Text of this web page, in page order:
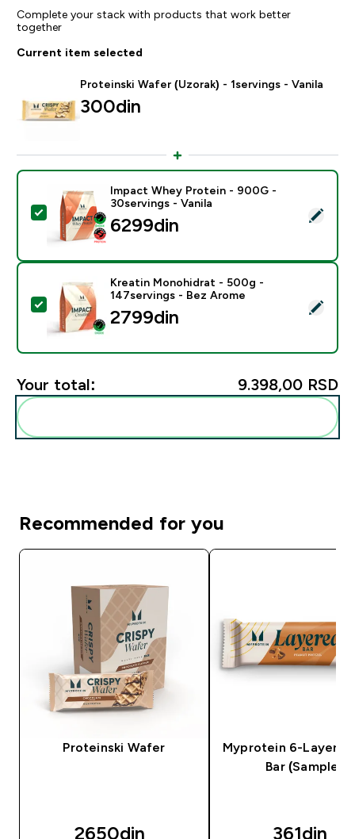
Complete your stack with products that work better
together
Current item selected
Proteinski Wafer (Uzorak) - 1servings - Vanila
300din‎
Select this product - Impact Whey Protein - 900G -
Impact Whey Protein - 900G -
30servings - Vanila
6299din‎
Select this product - Kreatin Monohidrat - 500g -
Kreatin Monohidrat - 500g -
147servings - Bez Arome
2799din‎
Your total: 9.398,00 RSD‎
Recommended for you
Proteinski Wafer
2650din‎
Myprotein 6-Layer
Bar (Sample)
361din‎